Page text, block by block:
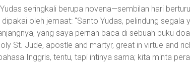
seringkali berupa novena—sembilan hari
oleh jemaat: “Santo Yudas, pelindung segala
yang saya pernah baca di sebuah buku
St. Jude, apostle and martyr, great in virtue and
Inggris, tentu, tapi intinya sama; kita minta